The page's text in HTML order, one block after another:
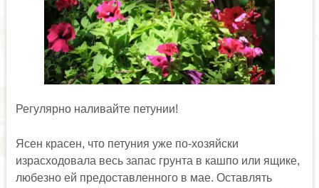
Регулярно наливайте петунии!
Ясен красен, что петуния уже по-хозяйски
израсходовала весь запас грунта в кашпо или ящике,
любезно ей предоставленного в мае. Оставлять